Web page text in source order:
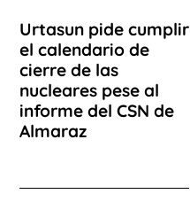
Urtasun pide cumplir
el calendario de
cierre de las
nucleares pese al
informe del CSN de
Almaraz